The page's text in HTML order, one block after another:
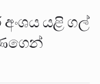
අංශය යළි ගල්